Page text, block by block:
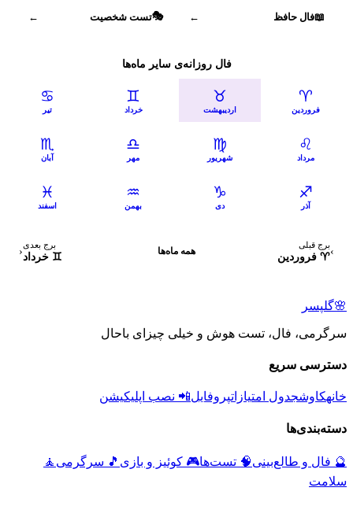
📖فال حافظ ←
🎭تست شخصیت ←
فال روزانه‌ی سایر ماه‌ها
♈
فروردین
♉
اردیبهشت
♊
خرداد
♋
تیر
♌
مرداد
♍
شهریور
♎
مهر
♏
آبان
♐
آذر
♑
دی
♒
بهمن
♓
اسفند
›
برج قبلی
♈ فروردین همه ماه‌ها
برج بعدی
♊ خرداد‹
🌸گلپسر
سرگرمی، فال، تست هوش و خیلی چیزای باحال
دسترسی سریع
خانهکاوشجدول امتیازاتپروفایل📲 نصب اپلیکیشن
دسته‌بندی‌ها
🔮 فال و طالع‌بینی🧠 تست‌ها🎮 کوئیز و بازی 🎵 سرگرمی 🧘
سلامت